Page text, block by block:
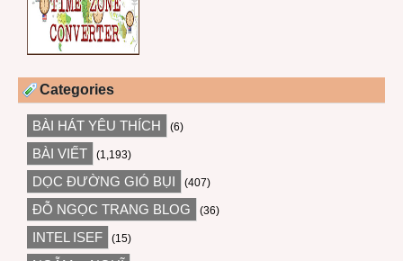
Categories
BÀI HÁT YÊU THÍCH (6)
BÀI VIẾT (1,193)
DỌC ĐƯỜNG GIÓ BỤI (407)
ĐỖ NGỌC TRANG BLOG (36)
INTEL ISEF (15)